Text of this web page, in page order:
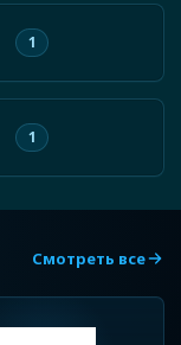
1
1
Смотреть все